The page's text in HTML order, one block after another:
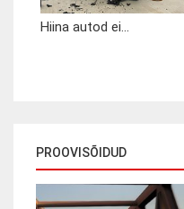
Hiina autod ei...
PROOVISÕIDUD